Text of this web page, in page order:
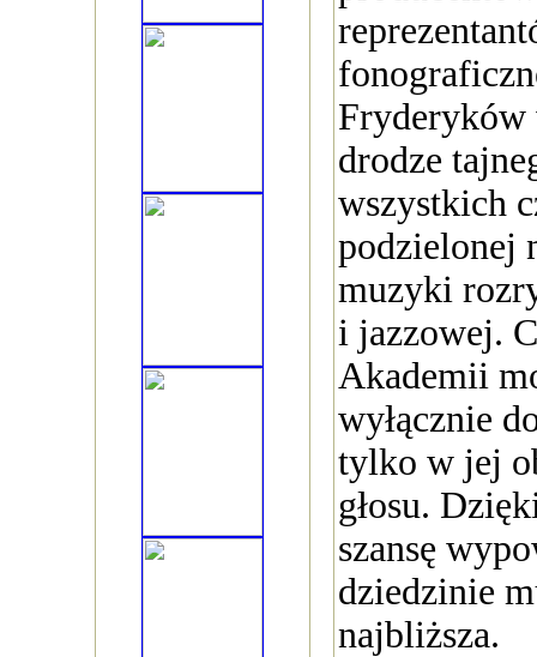
Fryderyków
drodze
wszystkich
podzielonej
muzyki
i jazzowej.
Akademii
wyłącznie
tylko w jej
głosu.
szansę
dziedzinie
najbliższa.